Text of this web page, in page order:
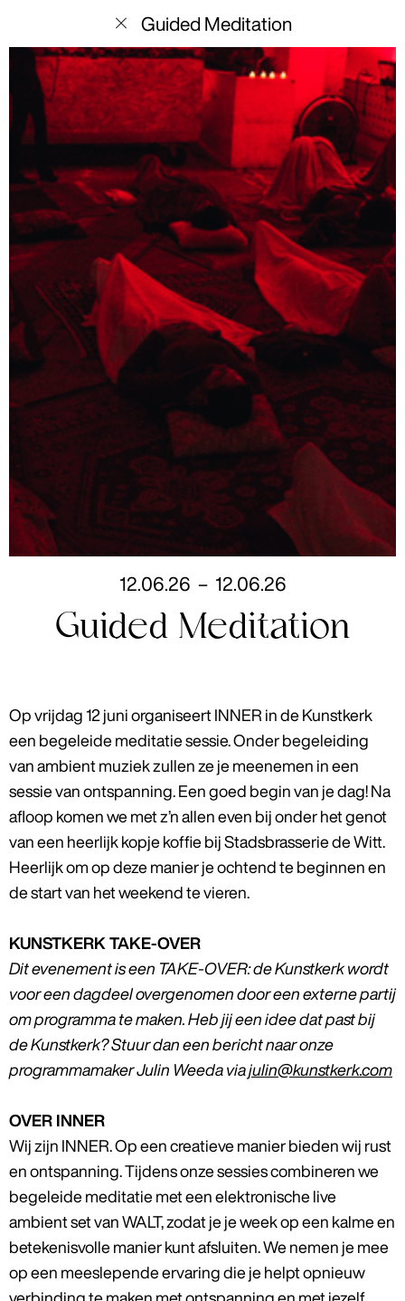
Guided Meditation
12 06 26 – 12 06 26
Guided Meditation
Op vrijdag 12 juni organiseert INNER in de Kunstkerk
een begeleide meditatie sessie. Onder begeleiding
van ambient muziek zullen ze je meenemen in een
sessie van ontspanning. Een goed begin van je dag! Na
afloop komen we met z’n allen even bij onder het genot
van een heerlijk kopje koffie bij Stadsbrasserie de Witt.
Heerlijk om op deze manier je ochtend te beginnen en
de start van het weekend te vieren.
KUNSTKERK TAKE-OVER
Dit evenement is een TAKE-OVER: de Kunstkerk wordt
voor een dagdeel overgenomen door een externe partij
om programma te maken. Heb jij een idee dat past bij
de Kunstkerk? Stuur dan een bericht naar onze
programmamaker Julin Weeda viajulin@kunstkerk.com
OVER INNER
Wij zijn INNER. Op een creatieve manier bieden wij rust
en ontspanning. Tijdens onze sessies combineren we
begeleide meditatie met een elektronische live
ambient set van WALT, zodat je je week op een kalme en
betekenisvolle manier kunt afsluiten. We nemen je mee
op een meeslepende ervaring die je helpt opnieuw
verbinding te maken met ontspanning en met jezelf.